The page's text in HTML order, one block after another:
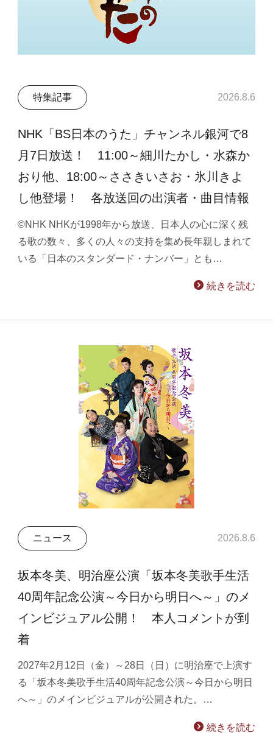
特集記事 2026.8.6
NHK「BS日本のうた」チャンネル銀河で8
月7日放送！ 11:00～細川たかし・水森か
おり他、18:00～ささきいさお・氷川きよ
し他登場！ 各放送回の出演者・曲目情報
©NHK NHKが1998年から放送、日本人の心に深く残
る歌の数々、多くの人々の支持を集め長年親しまれて
いる「日本のスタンダード・ナンバー」とも…
続きを読む
ニュース 2026.8.6
坂本冬美、明治座公演「坂本冬美歌手生活
40周年記念公演～今日から明日へ～」のメ
インビジュアル公開！ 本人コメントが到
着
2027年2月12日（金）～28日（日）に明治座で上演す
る「坂本冬美歌手生活40周年記念公演～今日から明日
へ～」のメインビジュアルが公開された。…
続きを読む